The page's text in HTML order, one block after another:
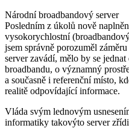
Národní broadbandový server
Posledním z úkolů nově
vysokorychlostní
jsem správně porozuměl
server zavádí, mělo by se
broadbandu, o významný
a současně i referenční místo,
realitě odpovídající informace.
Vláda svým lednovým
informatiky takovýto server